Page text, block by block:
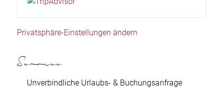
Privatsphäre-Einstellungen ändern
Service
Unverbindliche Urlaubs- & Buchungsanfrage